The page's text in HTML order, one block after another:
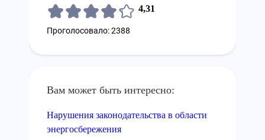
4,31
Проголосовало: 2388
Вам может быть интересно:
Нарушения законодательства в области
энергосбережения